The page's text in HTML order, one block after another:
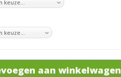
aan winkelwagen